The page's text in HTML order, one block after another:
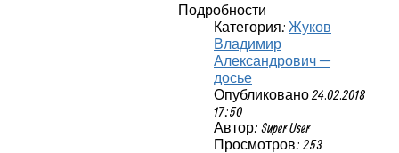
Подробности
Категория: Жуков
Владимир
Александрович —
досье
Опубликовано 24.02.2018
17:50
Автор: Super User
Просмотров: 253